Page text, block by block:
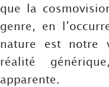
que la
genre, en
nature est notre
réalité
apparente.